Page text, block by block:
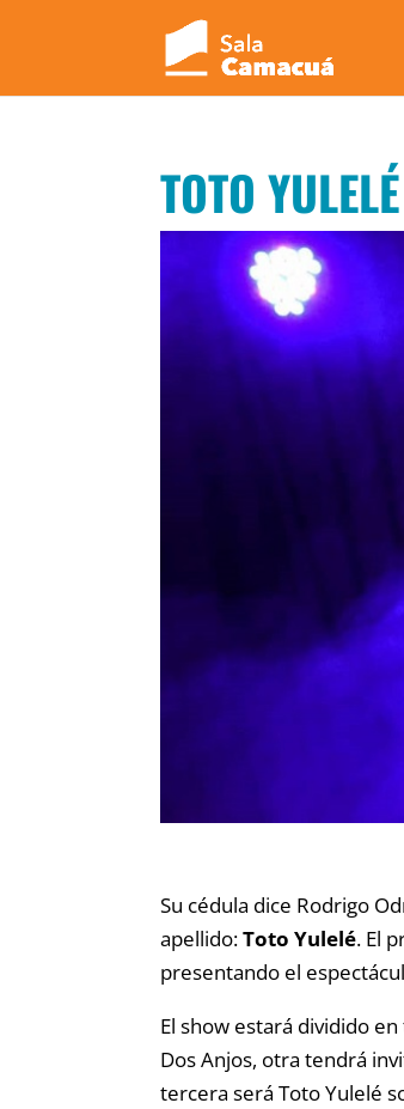
TOTO
Su cédula dice Rodrigo
apellido:Toto Yulelé. El
presentando el
El show estará dividido
Dos Anjos, otra tendrá
tercera será Toto Yulelé